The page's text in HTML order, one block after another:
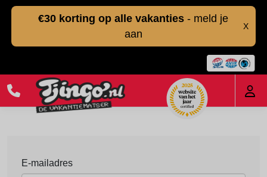
€30 korting op alle vakanties - meld je
aan
X
E-mailadres